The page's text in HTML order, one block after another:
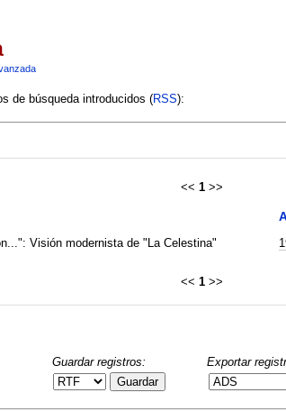
de búsqueda introducidos (RSS):
<< 1 >>
Visión modernista de "La Celestina"
<< 1 >>
Guardar registros:
Guardar
Exportar